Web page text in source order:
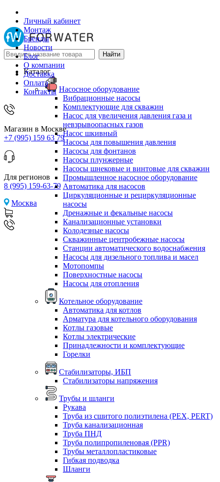
Личный кабинет
Монтаж
Бренды
Новости
Блог
О компании
Доставка
Оплата
Контакты
Магазин в Москве
+7 (995) 159 63 79
Для регионов
8 (995) 159-63-79
Москва
Каталог
Насосное оборудование
Вибрационные насосы
Комплектующие для скважин
Насос для увеличения давления газа и
невзрывоопасных газов
Насос шкивный
Насосы для повышения давления
Насосы для фонтанов
Насосы плунжерные
Насосы шнековые и винтовые для скважин
Промышленное насосное оборудование
Автоматика для насосов
Циркуляционные и рециркуляционные
насосы
Дренажные и фекальные насосы
Канализационные установки
Колодезные насосы
Скважинные центробежные насосы
Станции автоматического водоснабжения
Насосы для дизельного топлива и масел
Мотопомпы
Поверхностные насосы
Насосы для отопления
Котельное оборудование
Автоматика для котлов
Арматура для котельного оборудования
Котлы газовые
Котлы электрические
Принадлежности и комплектующие
Горелки
Стабилизаторы, ИБП
Стабилизаторы напряжения
Трубы и шланги
Рукава
Труба из сшитого полиэтилена (PEX, PERT)
Труба канализационная
Труба ПНД
Труба полипропиленовая (PPR)
Трубы металлопластиковые
Гибкая подводка
Шланги